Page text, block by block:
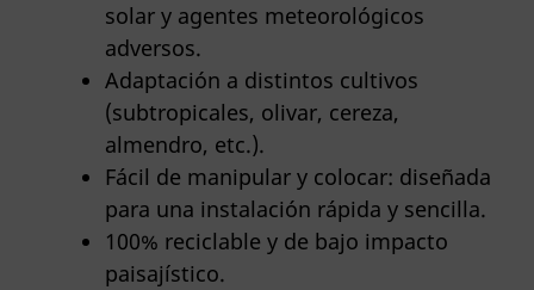
solar y agentes meteorológicos
adversos.
Adaptación a distintos cultivos
(subtropicales, olivar, cereza,
almendro, etc.).
Fácil de manipular y colocar: diseñada
para una instalación rápida y sencilla.
100% reciclable y de bajo impacto
paisajístico.